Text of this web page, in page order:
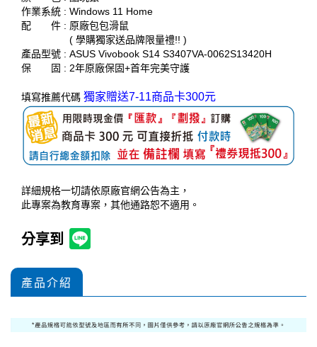
作業系統 : Windows 11 Home
配 件 : 原廠包包滑鼠
( 學購獨家送品牌限量禮!! )
產品型號 : ASUS Vivobook S14 S3407VA-0062S13420H
保 固 : 2年原廠保固+首年完美守護
填寫推薦代碼 獨家贈送7-11商品卡300元
詳細規格一切請依原廠官網公告為主，
此專案為教育專案，其他通路恕不適用。
分享到
產品介紹